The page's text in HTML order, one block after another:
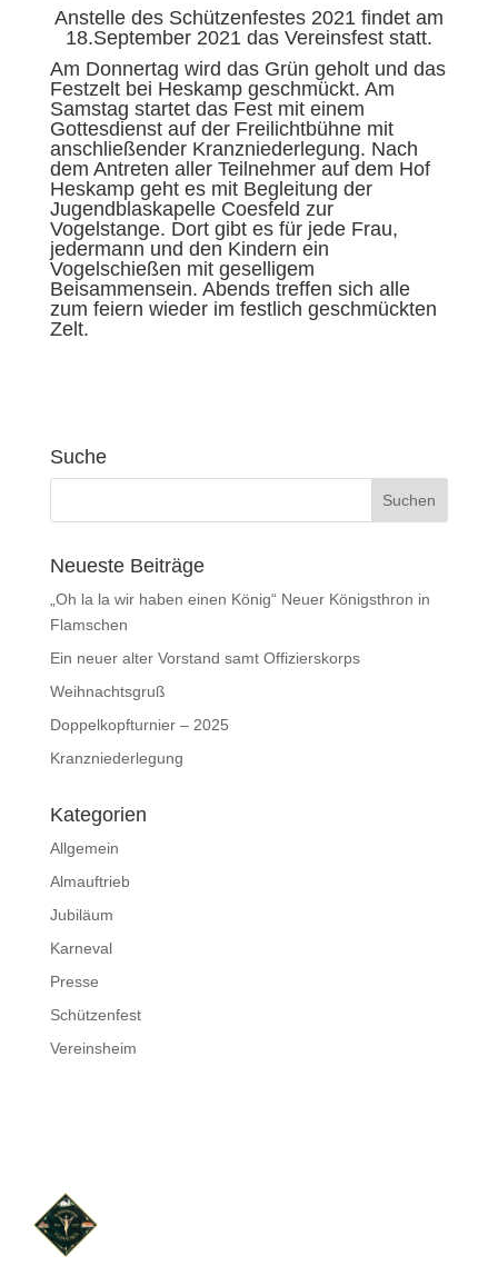
Anstelle des Schützenfestes 2021 findet am
18.September 2021 das Vereinsfest statt.
Am Donnertag wird das Grün geholt und das
Festzelt bei Heskamp geschmückt. Am
Samstag startet das Fest mit einem
Gottesdienst auf der Freilichtbühne mit
anschließender Kranzniederlegung. Nach
dem Antreten aller Teilnehmer auf dem Hof
Heskamp geht es mit Begleitung der
Jugendblaskapelle Coesfeld zur
Vogelstange. Dort gibt es für jede Frau,
jedermann und den Kindern ein
Vogelschießen mit geselligem
Beisammensein. Abends treffen sich alle
zum feiern wieder im festlich geschmückten
Zelt.
Suche
Neueste Beiträge
„Oh la la wir haben einen König“ Neuer Königsthron in
Flamschen
Ein neuer alter Vorstand samt Offizierskorps
Weihnachtsgruß
Doppelkopfturnier – 2025
Kranzniederlegung
Kategorien
Allgemein
Almauftrieb
Jubiläum
Karneval
Presse
Schützenfest
Vereinsheim